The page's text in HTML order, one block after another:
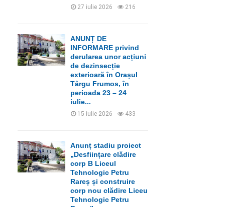
27 iulie 2026 216
ANUNȚ DE
INFORMARE privind
derularea unor acțiuni
de dezinsecție
exterioară în Orașul
Târgu Frumos, în
perioada 23 – 24
iulie...
15 iulie 2026 433
Anunț stadiu proiect
„Desființare clădire
corp B Liceul
Tehnologic Petru
Rareș și construire
corp nou clădire Liceu
Tehnologic Petru